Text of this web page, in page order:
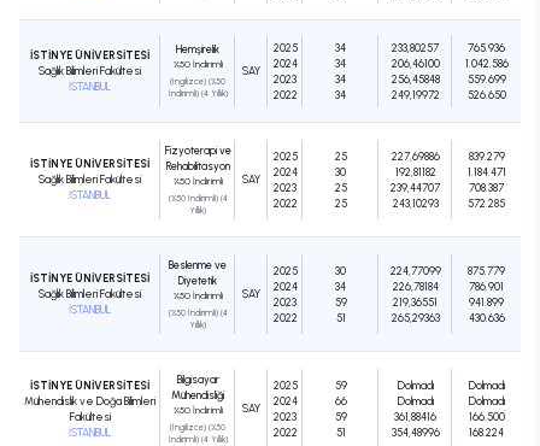
İSTİNYE ÜNİVERSİTESİ
Sağlık Bilimleri Fakültesi
İSTANBUL
Hemşirelik
%50 İndirimli
(İngilizce) (%50
İndirimli) (4 Yıllık)
SAY
2025
2024
2023
2022
34
34
34
34
233,80257
206,46100
256,45848
249,19972
765.936
1.042.586
559.699
526.650
İSTİNYE ÜNİVERSİTESİ
Sağlık Bilimleri Fakültesi
İSTANBUL
Fizyoterapi ve
Rehabilitasyon
%50 İndirimli
(%50 İndirimli) (4
Yıllık)
SAY
2025
2024
2023
2022
25
30
25
25
227,69886
192,81182
239,44707
243,10293
839.279
1.184.471
708.387
572.285
İSTİNYE ÜNİVERSİTESİ
Sağlık Bilimleri Fakültesi
İSTANBUL
Beslenme ve
Diyetetik
%50 İndirimli
(%50 İndirimli) (4
Yıllık)
SAY
2025
2024
2023
2022
30
34
59
51
224,77099
226,78184
219,36551
265,29363
875.779
786.901
941.899
430.636
İSTİNYE ÜNİVERSİTESİ
Mühendislik ve Doğa Bilimleri
Fakültesi
İSTANBUL
Bilgisayar
Mühendisliği
%50 İndirimli
(İngilizce) (%50
İndirimli) (4 Yıllık)
SAY
2025
2024
2023
2022
59
66
59
51
Dolmadı
Dolmadı
361,88416
354,48996
Dolmadı
Dolmadı
166.500
168.224